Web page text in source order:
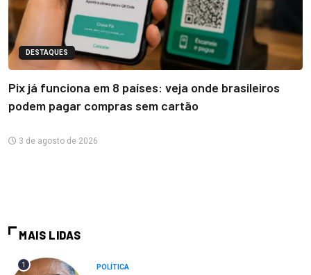
DESTAQUES
Pix já funciona em 8 países: veja onde brasileiros
podem pagar compras sem cartão
3 de agosto de 2026
MAIS LIDAS
1 POLÍTICA